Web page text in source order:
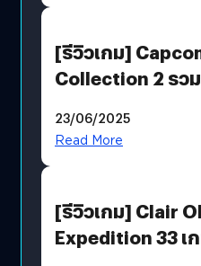
[รีวิวเกม]
Collection 2 รว
23/06/2025
Read More
[รีวิวเกม] Clair
Expedition 33 เ